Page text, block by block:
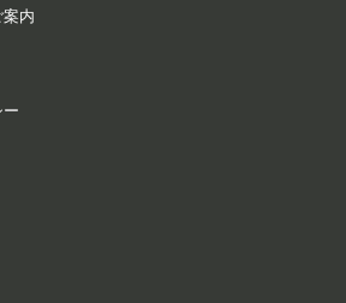
内